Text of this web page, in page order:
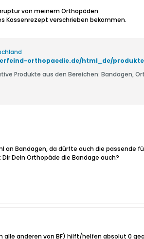
von meinem Orthopäden
Kassenrezept verschrieben bekommen.
orthopaedie.de/html_de/
Produkte aus den Bereichen: Bandagen,
an Bandagen, da dürfte auch die passende
Dein Orthopäde die Bandage auch?
anderen von BF) hilft/helfen absolut 0